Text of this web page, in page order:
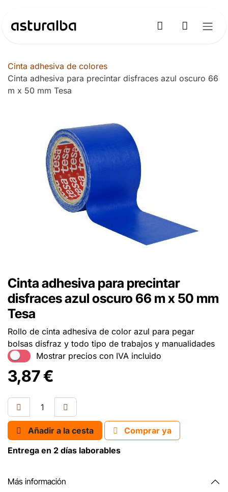
Cinta adhesiva de colores
Cinta adhesiva para precintar disfraces azul oscuro 66
m x 50 mm Tesa
Cinta adhesiva para precintar
disfraces azul oscuro 66 m x 50 mm
Tesa
Rollo de cinta adhesiva de color azul para pegar
bolsas disfraz y todo tipo de trabajos y manualidades
Mostrar precios con IVA incluido
3,87€
Añadir a la cesta
Comprar ya
Entrega en 2 días laborables
Más información